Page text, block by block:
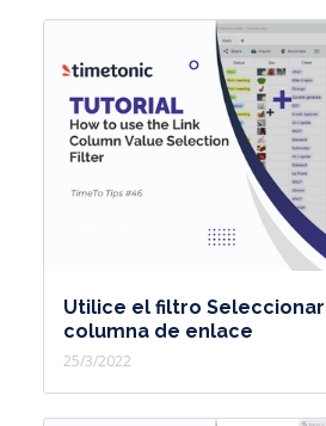
Utilice el filtro
columna de enlace
25/3/2022